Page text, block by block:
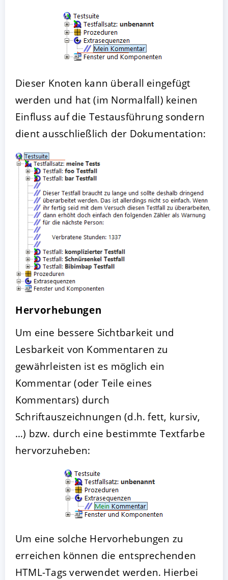
Dieser Knoten kann überall eingefügt
werden und hat (im Normalfall) keinen
Einfluss auf die Testausführung sondern
dient ausschließlich der Dokumentation:
Hervorhebungen
Um eine bessere Sichtbarkeit und
Lesbarkeit von Kommentaren zu
gewährleisten ist es möglich ein
Kommentar (oder Teile eines
Kommentars) durch
Schriftauszeichnungen (d.h. fett, kursiv,
…) bzw. durch eine bestimmte Textfarbe
hervorzuheben:
Um eine solche Hervorhebungen zu
erreichen können die entsprechenden
HTML-Tags verwendet werden. Hierbei
Impressum|Datenschutz